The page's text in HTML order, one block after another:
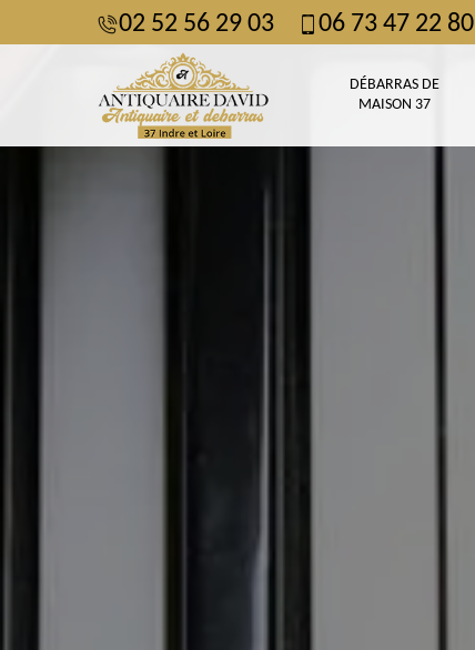
02 52 56 29 03 06 73 47 22 80
DÉBARRAS DE
MAISON 37